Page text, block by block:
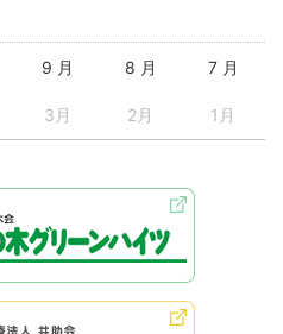
9 月 8 月 7 月
3月 2月 1月